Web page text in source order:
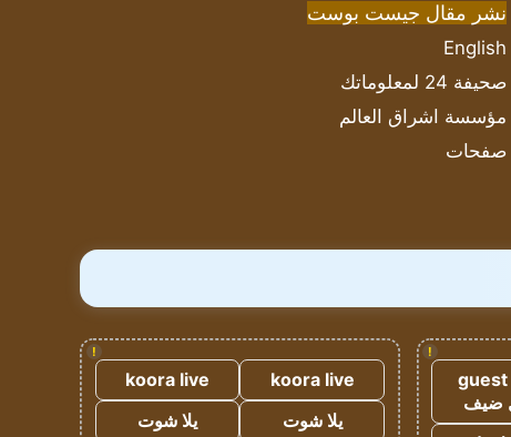
نشر مقال جيست بوست
English
صحيفة 24 لمعلوماتك
مؤسسة اشراق العالم
صفحات
!
ضيف
!
koora live
koora live
يلا شوت
يلا شوت